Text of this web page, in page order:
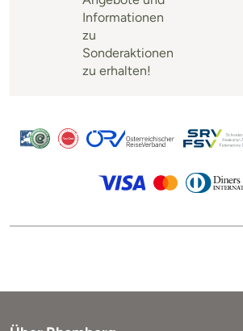
Informationen
zu
Sonderaktionen
zu erhalten!